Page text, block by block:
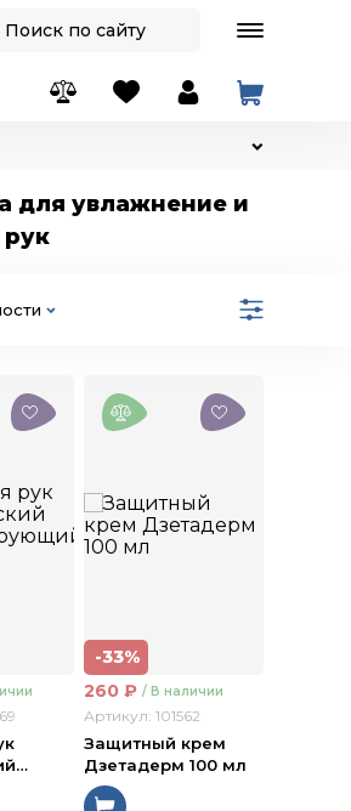
для увлажнение и
рук
…
-33%
260 ₽ / В наличии
Артикул: 101562
Защитный крем
Дзетадерм 100 мл